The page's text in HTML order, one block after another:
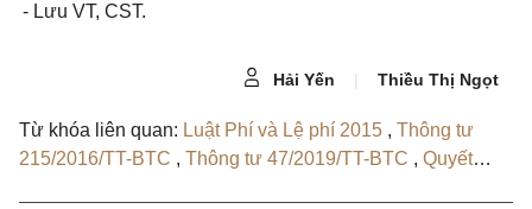
- Lưu VT, CST.
Hải Yến | Thiều Thị Ngọt
Từ khóa liên quan: Luật Phí và Lệ phí 2015 , Thông tư
215/2016/TT-BTC , Thông tư 47/2019/TT-BTC , Quyết